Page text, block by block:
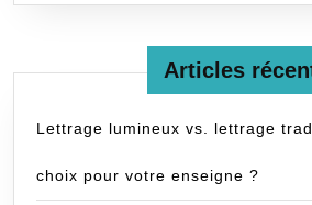
Articles
Lettrage lumineux vs. lettrage
choix pour votre enseigne ?